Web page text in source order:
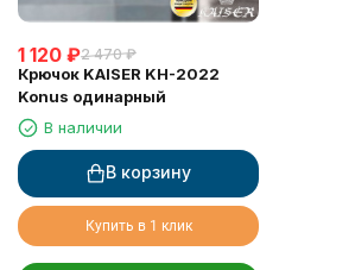
1 120 ₽2 470 ₽
Крючок KAISER KH-2022
Konus одинарный
В наличии
В корзину
Купить в 1 клик